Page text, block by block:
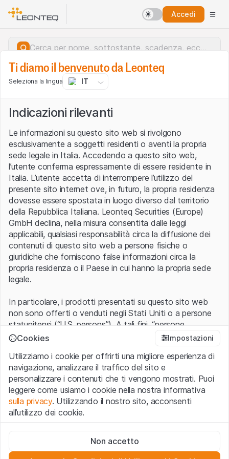
Accedi
Errore del server.
Ti diamo il benvenuto da Leonteq
Seleziona la lingua IT
Indicazioni rilevanti
Le informazioni su questo sito web si rivolgono
esclusivamente a soggetti residenti o aventi la propria
sede legale in Italia. Accedendo a questo sito web,
l’utente conferma espressamente di essere residente in
Italia. L’utente accetta di interrompere l’utilizzo del
presente sito internet ove, in futuro, la propria residenza
dovesse essere spostata in luogo diverso dal territorio
della Repubblica Italiana. Leonteq Securities (Europe)
GmbH declina, nella misura consentita dalle leggi
applicabili, qualsiasi responsabilità circa la diffusione dei
contenuti di questo sito web a persone fisiche o
giuridiche che forniscono false informazioni circa la
propria residenza o il Paese in cui hanno la propria sede
legale.
In particolare, i prodotti presentati su questo sito web
non sono offerti o venduti negli Stati Uniti o a persone
statunitensi (“U.S. persons”). A tali fini, “persone
statunitensi” vanno intese nel significato ad esse ascritto
1933 che include le persone residenti negli Stati Uniti
d’America, le società per azioni e le altre forme societarie
americane.
Condizioni di utilizzo e informazioni legali
Con l’accesso al sito web (di seguito, il “Sito”) si dichiara
avvertenze importanti e le condizioni di utilizzo ivi rese
Cookies Impostazioni
Utilizziamo i cookie per offrirti una migliore esperienza di
navigazione, analizzare il traffico del sito e
personalizzare i contenuti che ti vengono mostrati. Puoi
leggere come usiamo i cookie nella nostra informativa
sulla privacy. Utilizzando il nostro sito, acconsenti
all’utilizzo dei cookie.
Questi cookie sono necessari per il funzionamento del sito
web e non possono essere disattivati.
Non accetto